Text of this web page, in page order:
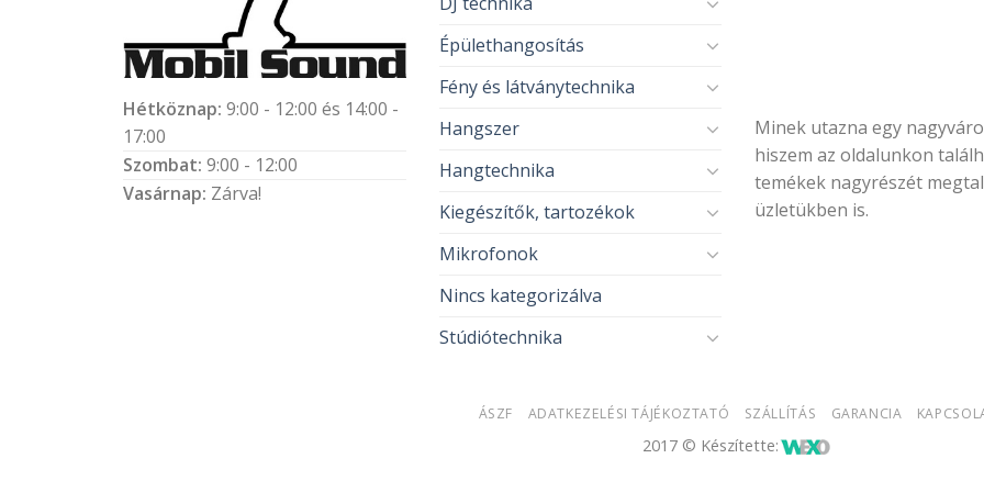
Hétköznap: 9:00 - 12:00 és 14:00 -
17:00
Szombat: 9:00 - 12:00
Vasárnap: Zárva!
Épülethangosítás
Fény és látványtechnika
Hangszer
Hangtechnika
Kiegészítők, tartozékok
Mikrofonok
Nincs kategorizálva
Stúdiótechnika
Minek utazna egy
hiszem az oldalunkon
temékek nagyrészét
üzletükben is.
ÁSZF ADATKEZELÉSI TÁJÉKOZTATÓ SZÁLLÍTÁS GARANCIA
2017 © Készítette: